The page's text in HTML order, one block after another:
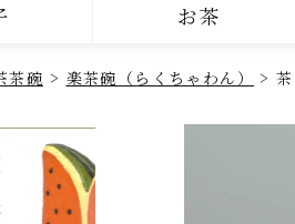
お茶
茶碗 楽茶碗（らくちゃわん）